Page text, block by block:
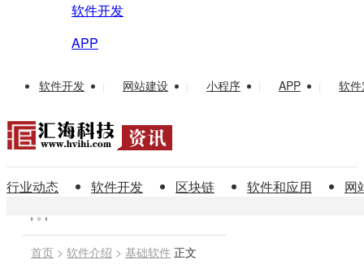
软件开发
APP
软件开发 | 网站建设 | 小程序 | APP | 软
行业动态 软件开发 区块链 软件和应用 网
首页 > 软件介绍 > 基础软件 正文